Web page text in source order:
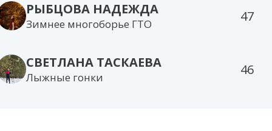
РЫБЦОВА НАДЕЖДА
Зимнее многоборье ГТО 47
СВЕТЛАНА ТАСКАЕВА
Лыжные гонки 46